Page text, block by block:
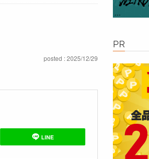
posted : 2025/12/29
LINE
PR